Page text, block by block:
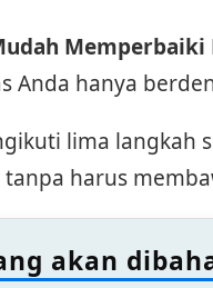
Anda hanya
lima langkah
harus
akan